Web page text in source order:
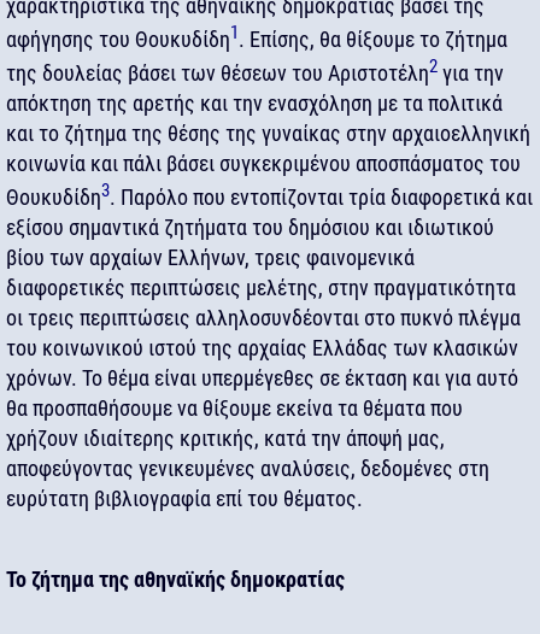
χαρακτηριστικά της αθηναϊκής δημοκρατίας βάσει της
αφήγησης του Θουκυδίδη1. Επίσης, θα θίξουμε το ζήτημα
της δουλείας βάσει των θέσεων του Αριστοτέλη2 για την
απόκτηση της αρετής και την ενασχόληση με τα πολιτικά
και το ζήτημα της θέσης της γυναίκας στην αρχαιοελληνική
κοινωνία και πάλι βάσει συγκεκριμένου αποσπάσματος του
Θουκυδίδη3. Παρόλο που εντοπίζονται τρία διαφορετικά και
εξίσου σημαντικά ζητήματα του δημόσιου και ιδιωτικού
βίου των αρχαίων Ελλήνων, τρεις φαινομενικά
διαφορετικές περιπτώσεις μελέτης, στην πραγματικότητα
οι τρεις περιπτώσεις αλληλοσυνδέονται στο πυκνό πλέγμα
του κοινωνικού ιστού της αρχαίας Ελλάδας των κλασικών
χρόνων. Το θέμα είναι υπερμέγεθες σε έκταση και για αυτό
θα προσπαθήσουμε να θίξουμε εκείνα τα θέματα που
χρήζουν ιδιαίτερης κριτικής, κατά την άποψή μας,
αποφεύγοντας γενικευμένες αναλύσεις, δεδομένες στη
ευρύτατη βιβλιογραφία επί του θέματος.
Το ζήτημα της αθηναϊκής δημοκρατίας